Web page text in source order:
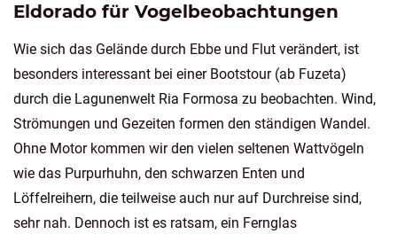
Eldorado für Vogelbeobachtungen
Wie sich das Gelände durch Ebbe und Flut verändert, ist
besonders interessant bei einer Bootstour (ab Fuzeta)
durch die Lagunenwelt Ria Formosa zu beobachten. Wind,
Strömungen und Gezeiten formen den ständigen Wandel.
Ohne Motor kommen wir den vielen seltenen Wattvögeln
wie das Purpurhuhn, den schwarzen Enten und
Löffelreihern, die teilweise auch nur auf Durchreise sind,
sehr nah. Dennoch ist es ratsam, ein Fernglas